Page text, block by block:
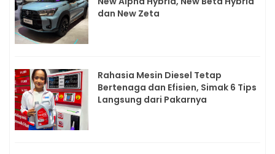
dan New Zeta
Rahasia Mesin Diesel Tetap
Bertenaga dan Efisien, Simak 6 Tips
Langsung dari Pakarnya